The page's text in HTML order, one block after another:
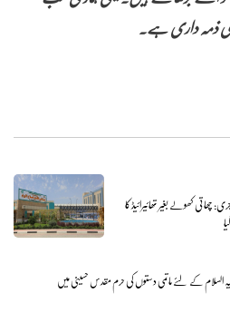
داری ہے۔
کھولے بغیر تھائیرائیڈ کا
السلام کے لئے ماتمی دستوں کی حرم مقدس حسینی میں